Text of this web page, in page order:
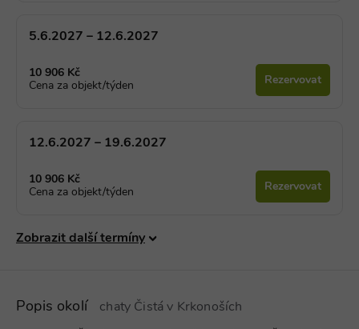
5.6.2027 – 12.6.2027
10 906 Kč
Cena za objekt/týden
Rezervovat
12.6.2027 – 19.6.2027
10 906 Kč
Cena za objekt/týden
Rezervovat
Zobrazit další termíny
Popis okolí chaty Čistá v Krkonoších